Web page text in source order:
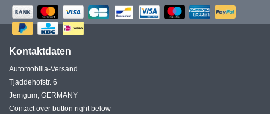
Kontaktdaten
Automobilia-Versand
Tjaddehofstr. 6
Jemgum, GERMANY
Contact over button right below